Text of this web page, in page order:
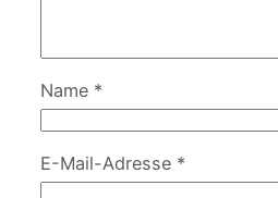
Name *
E-Mail-Adresse *